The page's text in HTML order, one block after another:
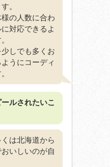
。
の人数に合わ
対応できるよ
しでも多くお
うにコーディ
ルされたいこ
は北海道から
いしいのが自